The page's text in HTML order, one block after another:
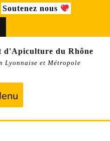
Soutenez nous
d'Apiculture du Rhône
Lyonnaise et Métropole